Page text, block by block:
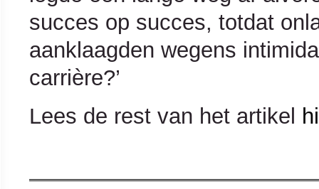
succes op succes, totdat
aanklaagden wegens
carrière?’
Lees de rest van het artikel